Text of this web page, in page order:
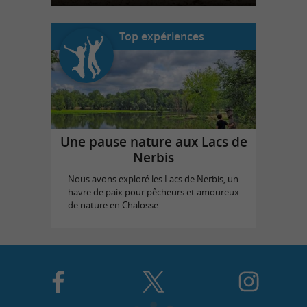
Top expériences
Une pause nature aux Lacs de
Nerbis
Nous avons exploré les Lacs de Nerbis, un
havre de paix pour pêcheurs et amoureux
de nature en Chalosse. ...